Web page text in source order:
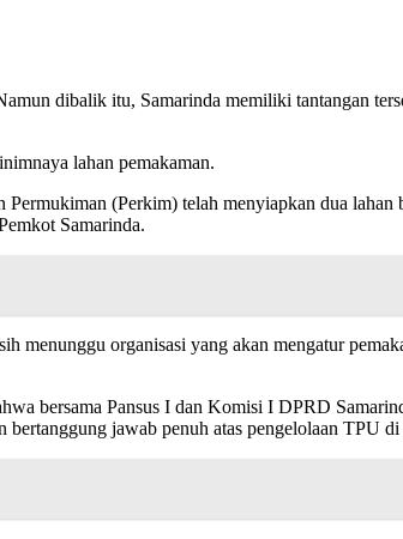
dibalik itu, Samarinda memiliki tantangan
lahan pemakaman.
(Perkim) telah menyiapkan dua lahan
Samarinda.
menunggu organisasi yang akan mengatur
bersama Pansus I dan Komisi I DPRD
jawab penuh atas pengelolaan TPU